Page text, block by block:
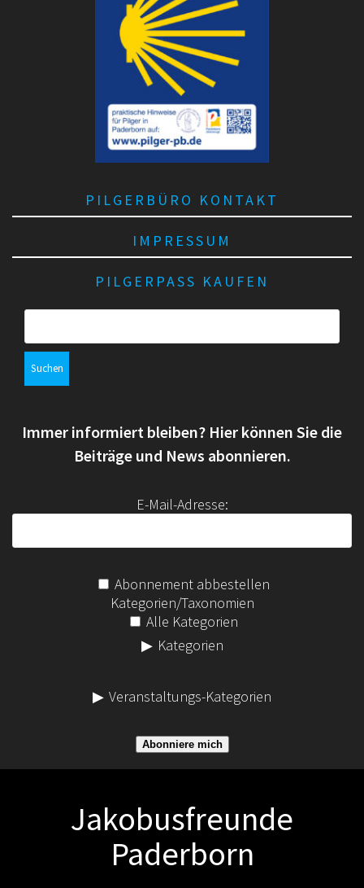
PILGERBÜRO KONTAKT
IMPRESSUM
PILGERPASS KAUFEN
n
a
:
Immer informiert bleiben? Hier können Sie die
Beiträge und News abonnieren.
E-Mail-Adresse:
Abonnement abbestellen
Kategorien/Taxonomien
Alle Kategorien
Kategorien
Veranstaltungs-Kategorien
Abonniere mich
Jakobusfreunde
Paderborn